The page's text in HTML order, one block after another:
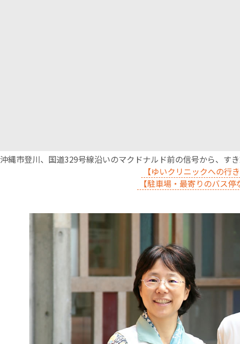
沖縄市登川、国道329号線沿いのマクドナルド前の信号から、す
【ゆいクリニックへの行
【駐車場・最寄りのバス停